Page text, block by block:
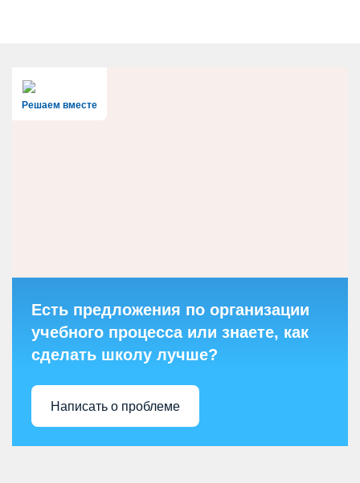
Решаем вместе
Есть предложения по организации
учебного процесса или знаете, как
сделать школу лучше?
Написать о проблеме